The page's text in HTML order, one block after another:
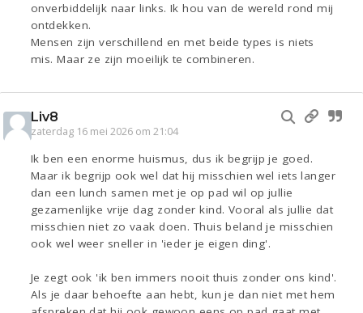
onverbiddelijk naar links. Ik hou van de wereld rond mij
ontdekken.
Mensen zijn verschillend en met beide types is niets
mis. Maar ze zijn moeilijk te combineren.
Liv8
zaterdag 16 mei 2026 om 21:04
Ik ben een enorme huismus, dus ik begrijp je goed.
Maar ik begrijp ook wel dat hij misschien wel iets langer
dan een lunch samen met je op pad wil op jullie
gezamenlijke vrije dag zonder kind. Vooral als jullie dat
misschien niet zo vaak doen. Thuis beland je misschien
ook wel weer sneller in 'ieder je eigen ding'.
Je zegt ook 'ik ben immers nooit thuis zonder ons kind'.
Als je daar behoefte aan hebt, kun je dan niet met hem